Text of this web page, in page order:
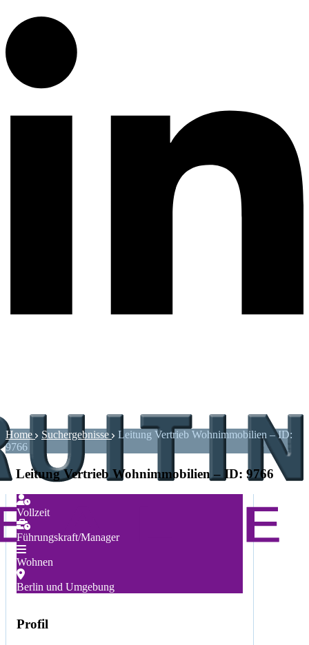
Home Suchergebnisse
Leitung Vertrieb Wohnimmobilien – ID:
9766
Leitung Vertrieb Wohnimmobilien – ID: 9766
Vollzeit
Führungskraft/Manager
Wohnen
Berlin und Umgebung
Profil